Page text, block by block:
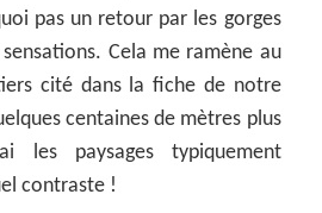
pas un retour par les gorges
Cela me ramène au
cité dans la fiche de notre
centaines de mètres plus
les paysages typiquement
contraste !